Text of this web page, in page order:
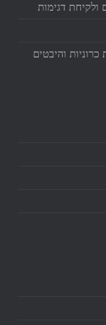
ולקיחת דגימות
כרוניות והיבטים